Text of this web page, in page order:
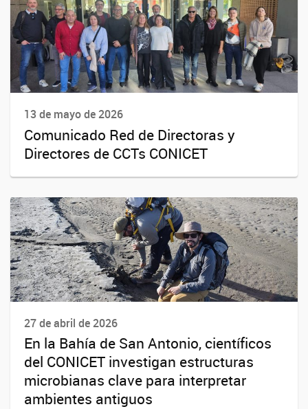
13 de mayo de 2026
Comunicado Red de Directoras y
Directores de CCTs CONICET
27 de abril de 2026
En la Bahía de San Antonio, científicos
del CONICET investigan estructuras
microbianas clave para interpretar
ambientes antiguos